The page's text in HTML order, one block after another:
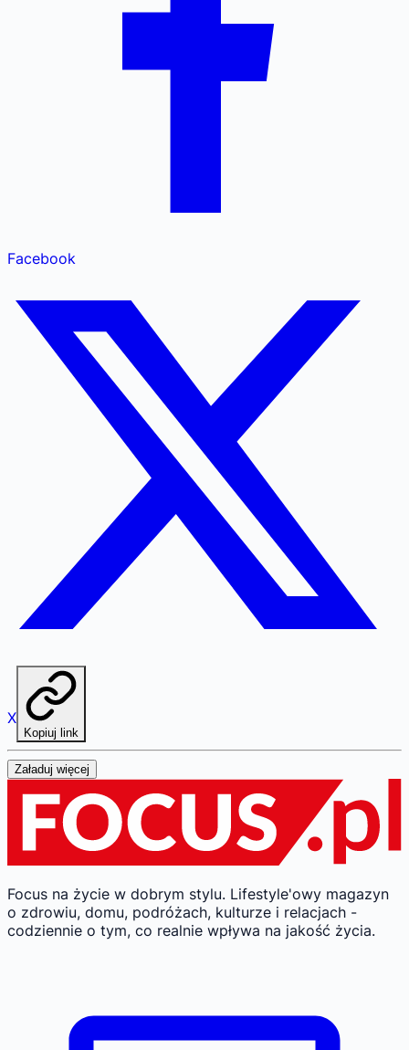
Facebook
X
Kopiuj link
Załaduj więcej
Focus na życie w dobrym stylu. Lifestyle'owy magazyn
o zdrowiu, domu, podróżach, kulturze i relacjach -
codziennie o tym, co realnie wpływa na jakość życia.